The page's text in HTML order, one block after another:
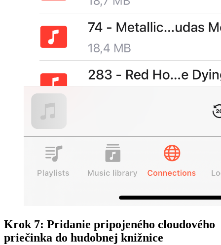
Krok 7: Pridanie pripojeného cloudového
priečinka do hudobnej knižnice